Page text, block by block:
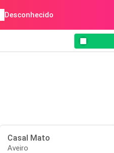
Desconhecido
Casal Mato
Aveiro